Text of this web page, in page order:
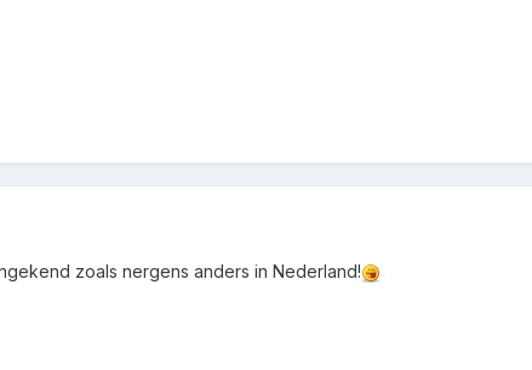
zoals nergens anders in Nederland!